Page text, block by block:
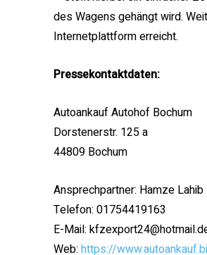
des Wagens gehängt wird.
Internetplattform erreicht.
Pressekontaktdaten:
Autoankauf Autohof Bochum
Dorstenerstr. 125 a
44809 Bochum
Ansprechpartner: Hamze Lahib
Telefon: 01754419163
E-Mail:
Web: https://